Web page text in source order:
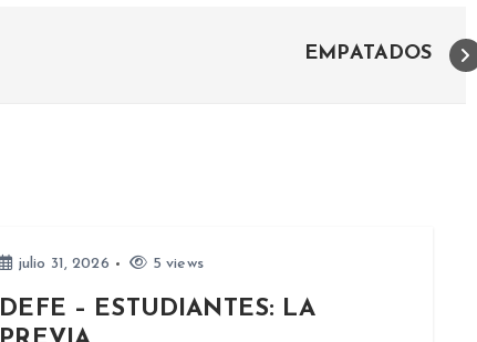
EMPATADOS
julio 31, 2026 5 views
DEFE – ESTUDIANTES: LA